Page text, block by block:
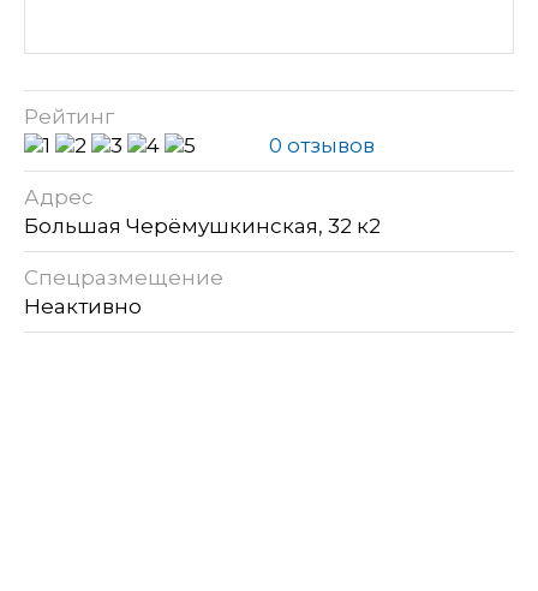
Рейтинг
0 отзывов
Адрес
Большая Черёмушкинская, 32 к2
Спецразмещение
Неактивно